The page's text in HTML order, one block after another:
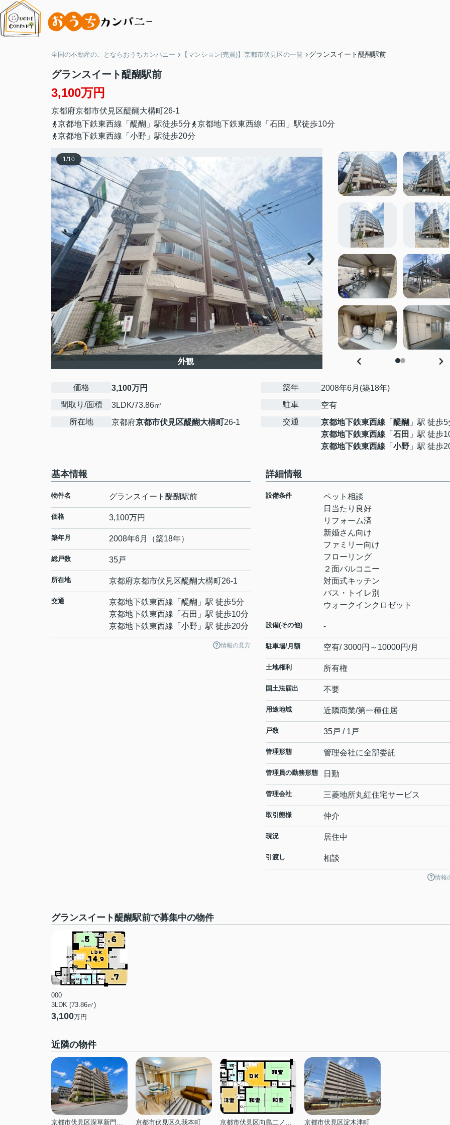
全国の不動産のことならおうちカンパニー 【マンション(売買)】京都市伏見区の一覧 グランスイート醍醐駅前
グランスイート醍醐駅前
3,100万円
京都府京都市伏見区醍醐大構町26-1
京都地下鉄東西線「醍醐」駅徒歩5分
京都地下鉄東西線「石田」駅徒歩10分
京都地下鉄東西線「小野」駅徒歩20分
1/10
外観
価格
3,100万円
間取り/面積
3LDK/73.86㎡
所在地
京都府京都市伏見区醍醐大構町26-1
築年
2008年6月(築18年)
駐車
空有
交通
京都地下鉄東西線 「 醍醐 」駅 徒歩5
京都地下鉄東西線 「 石田 」駅 徒歩
京都地下鉄東西線 「 小野 」駅 徒歩
基本情報
物件名 グランスイート醍醐駅前
価格 3,100万円
築年月 2008年6月（築18年）
総戸数 35戸
所在地 京都府京都市伏見区醍醐大構町26-1
交通 京都地下鉄東西線 「 醍醐 」駅 徒歩5分
京都地下鉄東西線 「 石田 」駅 徒歩10分
京都地下鉄東西線 「 小野 」駅 徒歩20分
情報の見方
詳細情報
設備条件
ペット相談
日当たり良好
リフォーム済
新婚さん向け
ファミリー向け
フローリング
２面バルコニー
対面式キッチン
バス・トイレ別
ウォークインクロゼット
設備(その他) -
駐車場/月額 空有/ 3000円～10000円/月
土地権利 所有権
国土法届出 不要
用途地域 近隣商業/第一種住居
戸数 35戸 / 1戸
管理形態 管理会社に全部委託
管理員の勤務形態 日勤
管理会社 三菱地所丸紅住宅サービス
取引態様 仲介
現況 居住中
引渡し 相談
情報
グランスイート醍醐駅前で募集中の物件
000
3LDK (73.86㎡)
3,100万円
近隣の物件
京都市伏見区深草新門丈町 京都市伏見区久我本町 京都市伏見区向島二ノ丸町 京都市伏見区淀木津町